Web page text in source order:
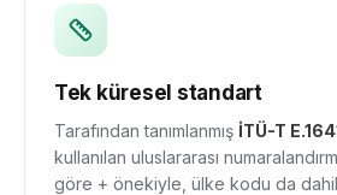
Tek küresel standart
Tarafından tanımlanmış İTÜ-T E.164
kullanılan uluslararası
göre + önekiyle, ülke kodu da